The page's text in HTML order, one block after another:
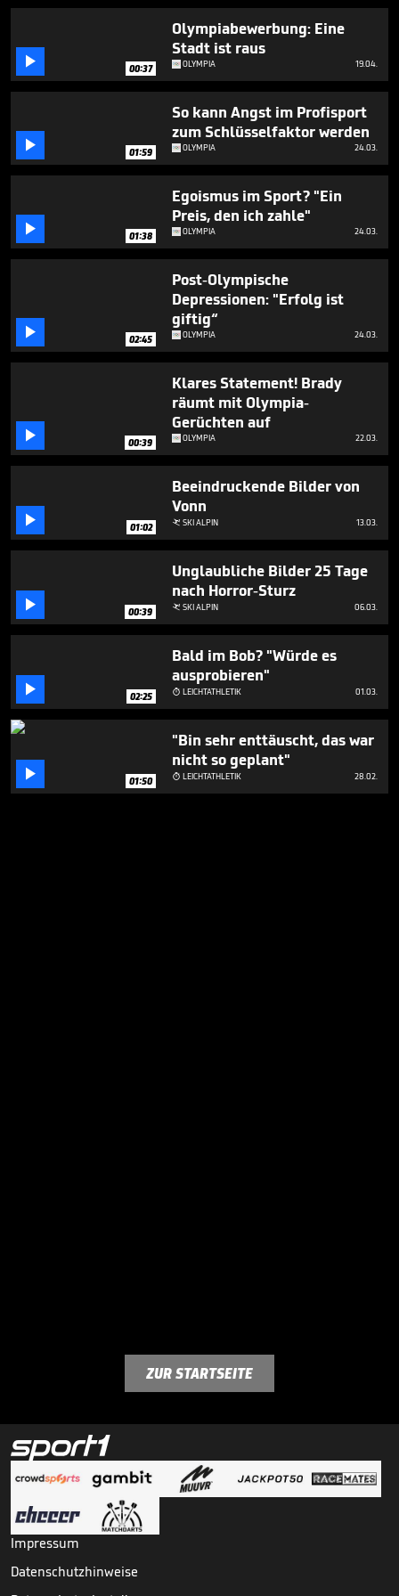
1
seconds
 00:37
Olympiabewerbung: Eine
Stadt ist raus
OLYMPIA 19.04.
 01:59
So kann Angst im Profisport
zum Schlüsselfaktor werden
OLYMPIA 24.03.
 01:38
Egoismus im Sport? "Ein
Preis, den ich zahle"
OLYMPIA 24.03.
 02:45
Post-Olympische
Depressionen: "Erfolg ist
giftig“
OLYMPIA 24.03.
 00:39
Klares Statement! Brady
räumt mit Olympia-
Gerüchten auf
OLYMPIA 22.03.
 01:02
Beeindruckende Bilder von
Vonn
 SKI ALPIN 13.03.
 00:39
Unglaubliche Bilder 25 Tage
nach Horror-Sturz
 SKI ALPIN 06.03.
 02:25
Bald im Bob? "Würde es
ausprobieren"
 LEICHTATHLETIK 01.03.
 01:50
"Bin sehr enttäuscht, das war
nicht so geplant"
 LEICHTATHLETIK 28.02.
ZUR STARTSEITE
Impressum
Datenschutzhinweise